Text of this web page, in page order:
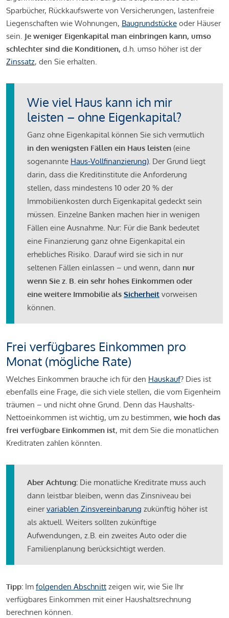
Sparbücher, Rückkaufswerte von Versicherungen, lastenfreie
Liegenschaften wie Wohnungen, Baugrundstücke oder Häuser
sein. Je weniger Eigenkapital man einbringen kann, umso
schlechter sind die Konditionen, d.h. umso höher ist der
Zinssatz, den Sie erhalten.
Wie viel Haus kann ich mir
leisten – ohne Eigenkapital?
Ganz ohne Eigenkapital können Sie sich vermutlich
in den wenigsten Fällen ein Haus leisten (eine
sogenannte Haus-Vollfinanzierung). Der Grund liegt
darin, dass die Kreditinstitute die Anforderung
stellen, dass mindestens 10 oder 20 % der
Immobilienkosten durch Eigenkapital gedeckt sein
müssen. Einzelne Banken machen hier in wenigen
Fällen eine Ausnahme. Nur: Für die Bank bedeutet
eine Finanzierung ganz ohne Eigenkapital ein
erhebliches Risiko. Darauf wird sie sich in nur
seltenen Fällen einlassen – und wenn, dann nur
wenn Sie z. B. ein sehr hohes Einkommen oder
eine weitere Immobilie als Sicherheit vorweisen
können.
Frei verfügbares Einkommen pro
Monat (mögliche Rate)
Welches Einkommen brauche ich für den Hauskauf? Dies ist
ebenfalls eine Frage, die sich viele stellen, die vom Eigenheim
träumen – und nicht ohne Grund. Denn das Haushalts-
Nettoeinkommen ist wichtig, um zu bestimmen, wie hoch das
frei verfügbare Einkommen ist, mit dem Sie die monatlichen
Kreditraten zahlen könnten.
Aber Achtung: Die monatliche Kreditrate muss auch
dann leistbar bleiben, wenn das Zinsniveau bei
einervariablen Zinsvereinbarung zukünftig höher ist
als aktuell. Weiters sollten zukünftige
Aufwendungen, z.B. ein zweites Auto oder die
Familienplanung berücksichtigt werden.
Tipp: Im folgenden Abschnitt zeigen wir, wie Sie Ihr
verfügbares Einkommen mit einer Haushaltsrechnung
berechnen können.